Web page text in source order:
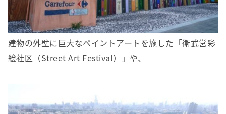
建物の外壁に巨大なペイントアートを施した「衛武営彩
絵社区（Street Art Festival）」や、